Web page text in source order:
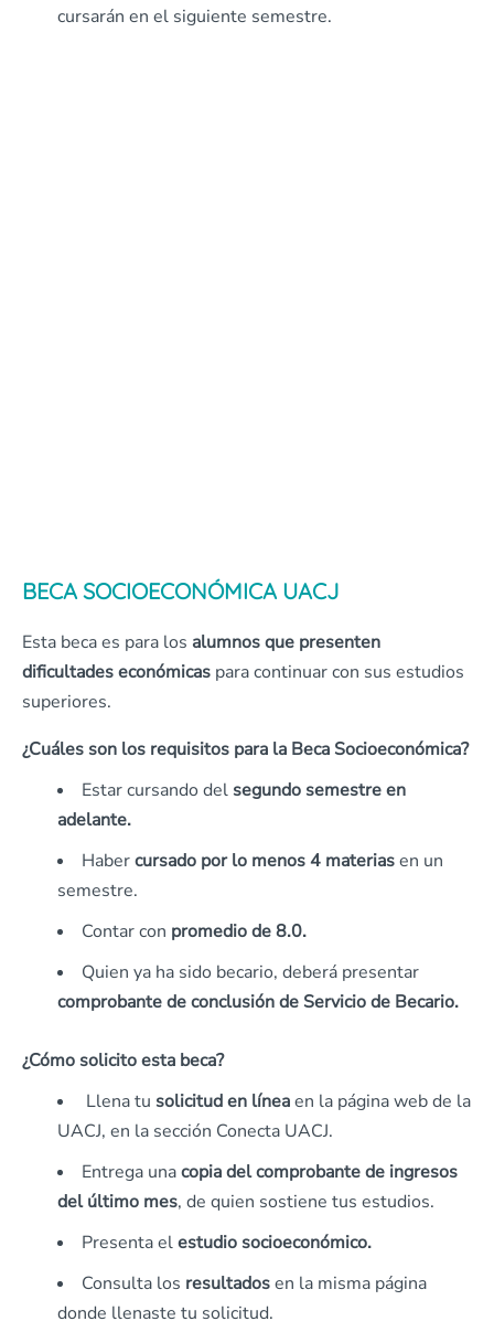
cursarán en el siguiente semestre.
BECA SOCIOECONÓMICA UACJ
Esta beca es para los alumnos que presenten
dificultades económicas para continuar con sus estudios
superiores.
¿Cuáles son los requisitos para la Beca Socioeconómica?
Estar cursando delsegundo semestre en
adelante.
Habercursado por lo menos 4 materiasen un
semestre.
Contar con promedio de 8.0.
Quien ya ha sido becario, deberá presentar
comprobante de conclusión de Servicio de Becario.
¿Cómo solicito esta beca?
Llena tu solicitud en líneaen la página web de la
UACJ, en la sección Conecta UACJ.
Entrega unacopia del comprobante de ingresos
del último mes, de quien sostiene tus estudios.
Presenta elestudio socioeconómico.
Consulta los resultadosen la misma página
donde llenaste tu solicitud.